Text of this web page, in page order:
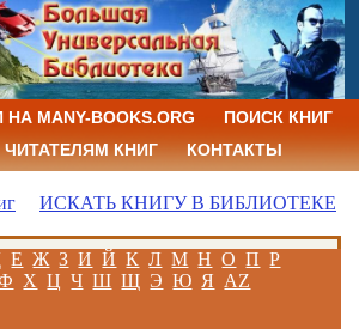
MANY-BOOKS.ORG
ПОИСК КНИГ
КНИГ
КОНТАКТЫ
ИСКАТЬ КНИГУ В БИБЛИОТЕКЕ
Е Ж З И Й К Л М Н О П Р
Х Ц Ч Ш Щ Э Ю Я AZ